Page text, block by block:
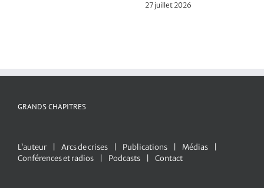
27 juillet 2026
GRANDS CHAPITRES
L’auteur Arcs de crises Publications
Médias
Conférences et radios
Podcasts Contact